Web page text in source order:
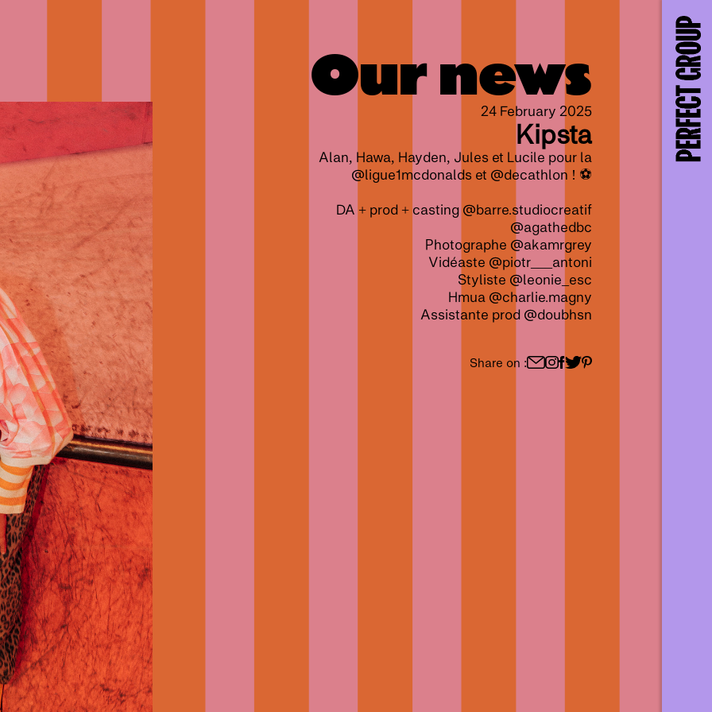
Our news
24 February 2025
Kipsta
Alan, Hawa, Hayden, Jules et Lucile pour la
@ligue1mcdonalds et @decathlon ! ⚽
DA + prod + casting @barre.studiocreatif
@agathedbc
Photographe @akamrgrey
Vidéaste @piotr___antoni
Styliste @leonie_esc
Hmua @charlie.magny
Assistante prod @doubhsn
Share on :